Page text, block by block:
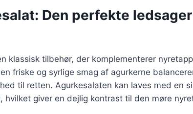
Den perfekte
klassisk tilbehør, der komplementerer
friske og syrlige smag af agurkerne
til retten. Agurkesalaten kan laves med en
hvilket giver en dejlig kontrast til den møre